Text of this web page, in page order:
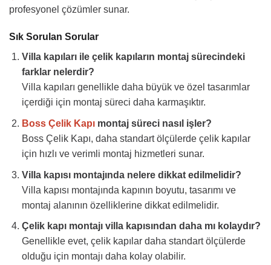
profesyonel çözümler sunar.
Sık Sorulan Sorular
Villa kapıları ile çelik kapıların montaj sürecindeki
farklar nelerdir?
Villa kapıları genellikle daha büyük ve özel tasarımlar
içerdiği için montaj süreci daha karmaşıktır.
Boss Çelik Kapımontaj süreci nasıl işler?
Boss Çelik Kapı, daha standart ölçülerde çelik kapılar
için hızlı ve verimli montaj hizmetleri sunar.
Villa kapısı montajında nelere dikkat edilmelidir?
Villa kapısı montajında kapının boyutu, tasarımı ve
montaj alanının özelliklerine dikkat edilmelidir.
Çelik kapı montajı villa kapısından daha mı kolaydır?
Genellikle evet, çelik kapılar daha standart ölçülerde
olduğu için montajı daha kolay olabilir.